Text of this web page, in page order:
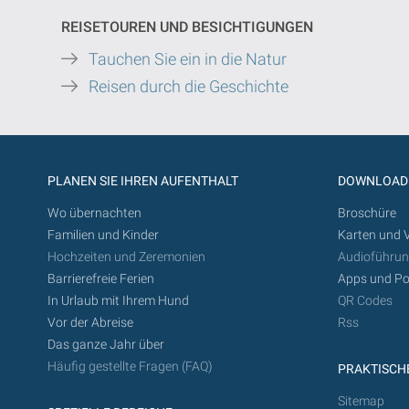
REISETOUREN UND BESICHTIGUNGEN
Tauchen Sie ein in die Natur
Reisen durch die Geschichte
PLANEN SIE IHREN AUFENTHALT
Wo übernachten
Familien und Kinder
Hochzeiten und Zeremonien
Barrierefreie Ferien
In Urlaub mit Ihrem Hund
Vor der Abreise
Das ganze Jahr über
Häufig gestellte Fragen (FAQ)
DOWNLOAD
Broschüre
Karten und
Apps und
QR Codes
Rss
Sitemap